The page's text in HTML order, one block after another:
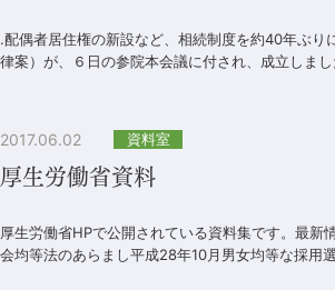
.配偶者居住権の新設など、相続制度を約40年ぶ
律案）が、６日の参院本会議に付され、成立しま
2017.06.02 資料室
厚生労働省資料
厚生労働省HPで公開されている資料集です。最
会均等法のあらまし平成28年10月男女均等な採用